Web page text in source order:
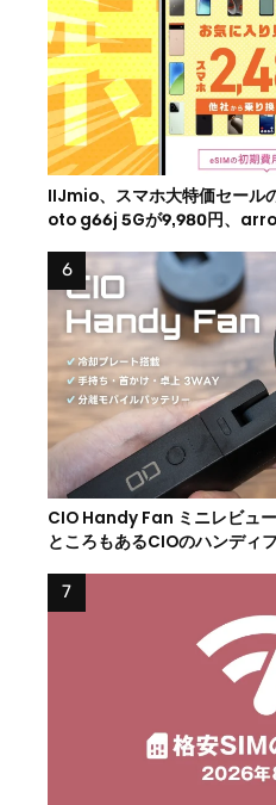
IIJmio、スマホ大特価セール
oto g66j 5Gが9,980円、
CIO Handy Fan ミニレビュ
ところもあるCIOのハンディ